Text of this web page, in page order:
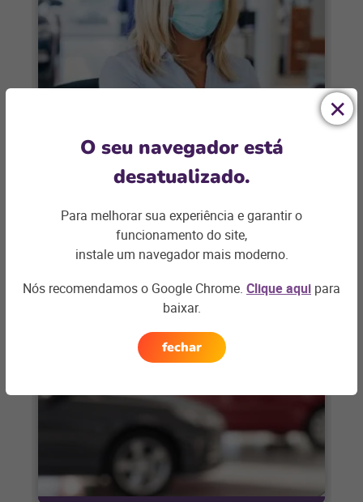
Como usar a tecnologia na gestão
aqui!
Com as incertezas da pandemia, diversos
setores foram impactados e, agora,
no mercado, o que
O seu navegador está
desatualizado.
Para melhorar sua experiência e garantir o
funcionamento do site,
instale um navegador mais moderno.
Nós recomendamos o Google Chrome. Clique aqui para
baixar.
fechar